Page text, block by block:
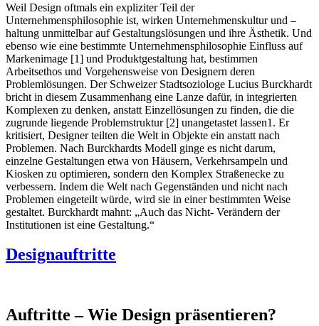
Weil Design oftmals ein expliziter Teil der
Unternehmensphilosophie ist, wirken Unternehmenskultur und –
haltung unmittelbar auf Gestaltungslösungen und ihre Ästhetik. Und
ebenso wie eine bestimmte Unternehmensphilosophie Einfluss auf
Markenimage [1] und Produktgestaltung hat, bestimmen
Arbeitsethos und Vorgehensweise von Designern deren
Problemlösungen. Der Schweizer Stadtsoziologe Lucius Burckhardt
bricht in diesem Zusammenhang eine Lanze dafür, in integrierten
Komplexen zu denken, anstatt Einzellösungen zu finden, die die
zugrunde liegende Problemstruktur [2] unangetastet lassen1. Er
kritisiert, Designer teilten die Welt in Objekte ein anstatt nach
Problemen. Nach Burckhardts Modell ginge es nicht darum,
einzelne Gestaltungen etwa von Häusern, Verkehrsampeln und
Kiosken zu optimieren, sondern den Komplex Straßenecke zu
verbessern. Indem die Welt nach Gegenständen und nicht nach
Problemen eingeteilt würde, wird sie in einer bestimmten Weise
gestaltet. Burckhardt mahnt: „Auch das Nicht- Verändern der
Institutionen ist eine Gestaltung.“
Designauftritte
Auftritte – Wie Design präsentieren?